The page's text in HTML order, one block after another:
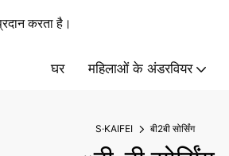
करता है।
घर महिलाओं के अंडरवियर
S·KAIFEI बी2बी सोर्सिंग